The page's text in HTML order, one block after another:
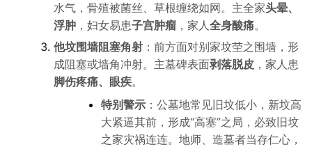
水气，骨殖被菌丝、草根缠绕如网。主全家头晕、
浮肿，妇女易患子宫肿瘤，家人全身酸痛。
他坟围墙阻塞角射：前方面对别家坟茔之围墙，形
成阻塞或墙角冲射。主墓碑表面剥落脱皮，家人患
脚伤疼痛、眼疾。
特别警示：公墓地常见旧坟低小，新坟高
大紧逼其前，形成“高塞”之局，必致旧坟
之家灾祸连连。地师、造墓者当存仁心，